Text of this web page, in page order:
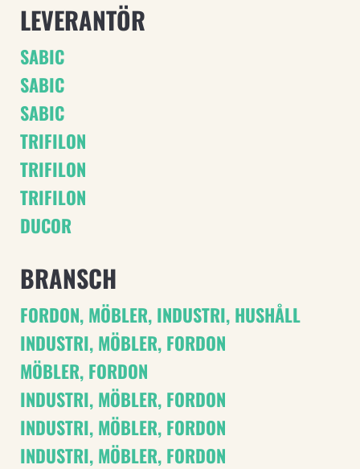
LEVERANTÖR
SABIC
SABIC
SABIC
TRIFILON
TRIFILON
TRIFILON
DUCOR
BRANSCH
FORDON, MÖBLER, INDUSTRI, HUSHÅLL
INDUSTRI, MÖBLER, FORDON
MÖBLER, FORDON
INDUSTRI, MÖBLER, FORDON
INDUSTRI, MÖBLER, FORDON
INDUSTRI, MÖBLER, FORDON